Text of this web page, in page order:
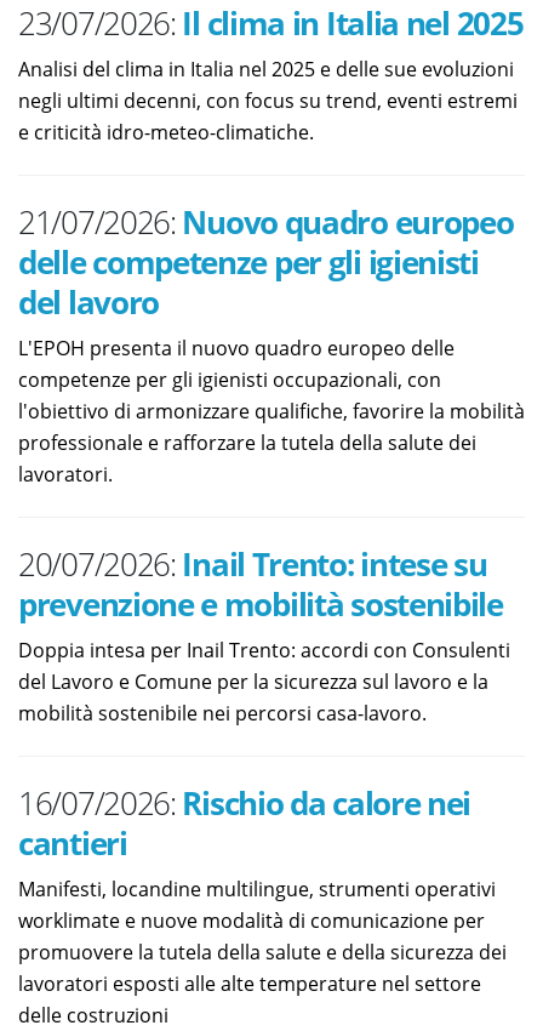
23/07/2026: Il clima in Italia nel 2025
Analisi del clima in Italia nel 2025 e delle sue evoluzioni
negli ultimi decenni, con focus su trend, eventi estremi
e criticità idro-meteo-climatiche.
21/07/2026: Nuovo quadro europeo
delle competenze per gli igienisti
del lavoro
L'EPOH presenta il nuovo quadro europeo delle
competenze per gli igienisti occupazionali, con
l'obiettivo di armonizzare qualifiche, favorire la mobilità
professionale e rafforzare la tutela della salute dei
lavoratori.
20/07/2026: Inail Trento: intese su
prevenzione e mobilità sostenibile
Doppia intesa per Inail Trento: accordi con Consulenti
del Lavoro e Comune per la sicurezza sul lavoro e la
mobilità sostenibile nei percorsi casa-lavoro.
16/07/2026: Rischio da calore nei
cantieri
Manifesti, locandine multilingue, strumenti operativi
worklimate e nuove modalità di comunicazione per
promuovere la tutela della salute e della sicurezza dei
lavoratori esposti alle alte temperature nel settore
delle costruzioni